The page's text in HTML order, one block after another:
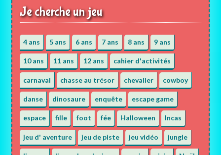
Je cherche un jeu
4 ans 5 ans 6 ans 7 ans 8 ans 9 ans
10 ans 11 ans 12 ans cahier d'activités
carnaval chasse au trésor chevalier cowboy
danse dinosaure enquête escape game
espace fille foot fée Halloween Incas
jeu d' aventure jeu de piste jeu vidéo jungle